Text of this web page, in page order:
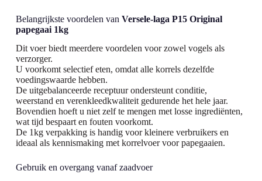
Belangrijkste voordelen van Versele-laga P15 Original
papegaai 1kg
Dit voer biedt meerdere voordelen voor zowel vogels als
verzorger.
U voorkomt selectief eten, omdat alle korrels dezelfde
voedingswaarde hebben.
De uitgebalanceerde receptuur ondersteunt conditie,
weerstand en verenkleedkwaliteit gedurende het hele jaar.
Bovendien hoeft u niet zelf te mengen met losse ingrediënten,
wat tijd bespaart en fouten voorkomt.
De 1kg verpakking is handig voor kleinere verbruikers en
ideaal als kennismaking met korrelvoer voor papegaaien.
Gebruik en overgang vanaf zaadvoer